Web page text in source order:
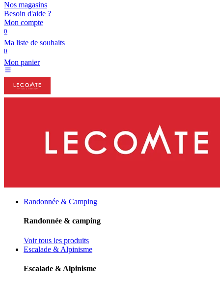
Nos magasins
Besoin d'aide ?
Mon compte
0
Ma liste de souhaits
0
Mon panier
Randonnée & Camping
Randonnée & camping
Voir tous les produits
Escalade & Alpinisme
Escalade & Alpinisme